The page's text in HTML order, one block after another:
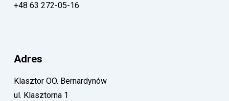
+48 63 272-05-16
Adres
Klasztor OO. Bernardynów
ul. Klasztorna 1